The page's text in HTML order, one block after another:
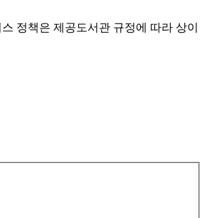
정책은 제공도서관 규정에 따라 상이